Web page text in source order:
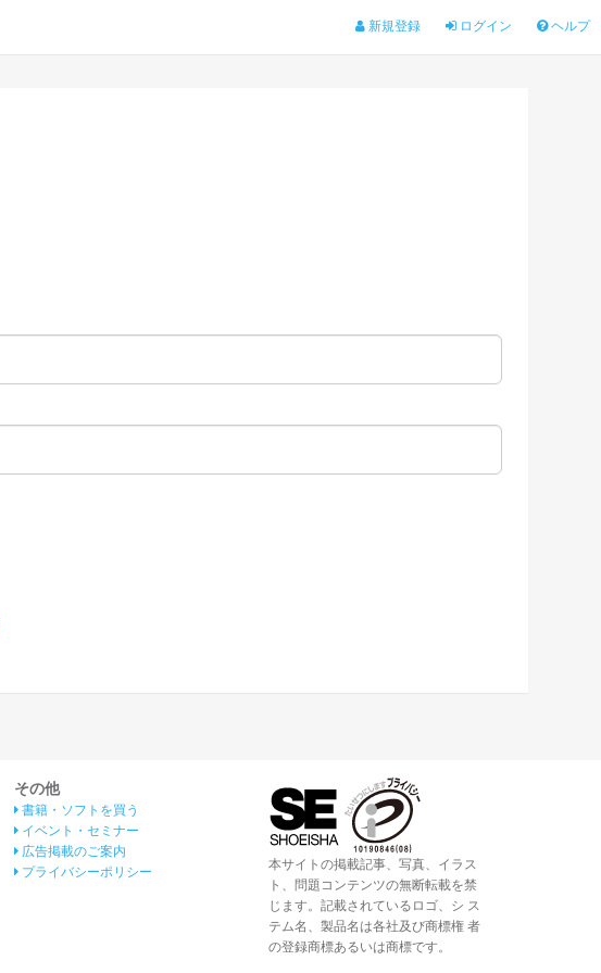
新規登録 ログイン ヘルプ
その他
書籍・ソフトを買う
イベント・セミナー
広告掲載のご案内
プライバシーポリシー
本サイトの掲載記事、写真、イラス
ト、問題コンテンツの無断転載を禁
じます。記載されているロゴ、シ ス
テム名、製品名は各社及び商標権 者
の登録商標あるいは商標です。